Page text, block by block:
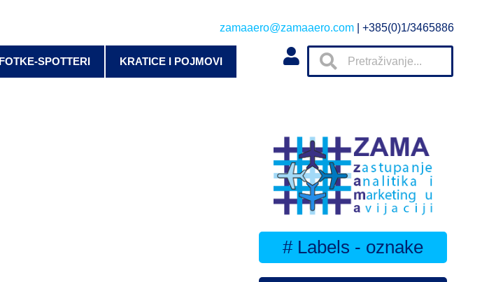
zamaaero@zamaaero.com | +385(0)1/3465886
FOTKE-SPOTTERI KRATICE I POJMOVI
# Labels - oznake